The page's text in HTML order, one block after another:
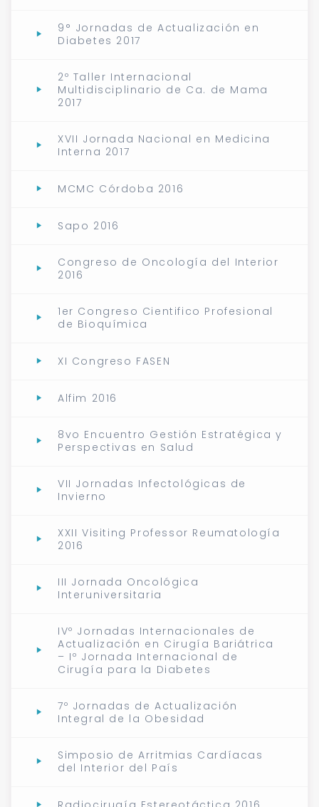
9° Jornadas de Actualización en
Diabetes 2017
2º Taller Internacional
Multidisciplinario de Ca. de Mama
2017
XVII Jornada Nacional en Medicina
Interna 2017
MCMC Córdoba 2016
Sapo 2016
Congreso de Oncología del Interior
2016
1er Congreso Cientifico Profesional
de Bioquímica
XI Congreso FASEN
Alfim 2016
8vo Encuentro Gestión Estratégica y
Perspectivas en Salud
VII Jornadas Infectológicas de
Invierno
XXII Visiting Professor Reumatología
2016
III Jornada Oncológica
Interuniversitaria
IVº Jornadas Internacionales de
Actualización en Cirugía Bariátrica
– Iº Jornada Internacional de
Cirugía para la Diabetes
7º Jornadas de Actualización
Integral de la Obesidad
Simposio de Arritmias Cardíacas
del Interior del País